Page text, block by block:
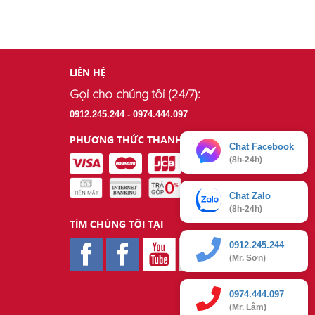
LIÊN HỆ
Gọi cho chúng tôi (24/7):
0912.245.244 - 0974.444.097
.
PHƯƠNG THỨC THANH TOÁN
TÌM CHÚNG TÔI TẠI
Chat Facebook
(8h-24h)
Chat Zalo
(8h-24h)
0912.245.244
(Mr. Sơn)
0974.444.097
(Mr. Lâm)